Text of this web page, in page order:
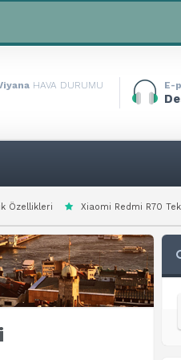
HAVA DURUMU E-
Redmi R70 Teknik Özellikleri